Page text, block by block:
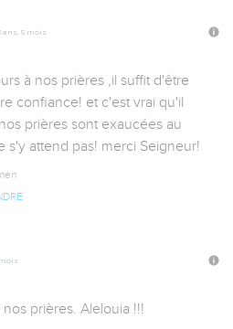
ans, 5 mois
à nos prières ,il suffit d'être
confiance! et c'est vrai qu'il
prières sont exaucées au
s'y attend pas! merci Seigneur!
prières. Alelouia !!!